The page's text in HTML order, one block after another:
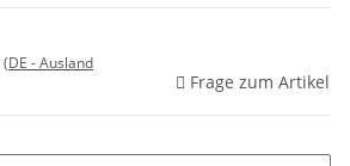
(DE - Ausland
Frage zum Artikel